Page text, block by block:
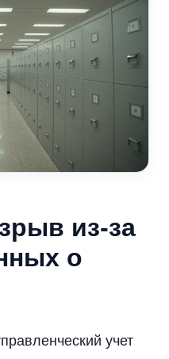
из-за
о
учет